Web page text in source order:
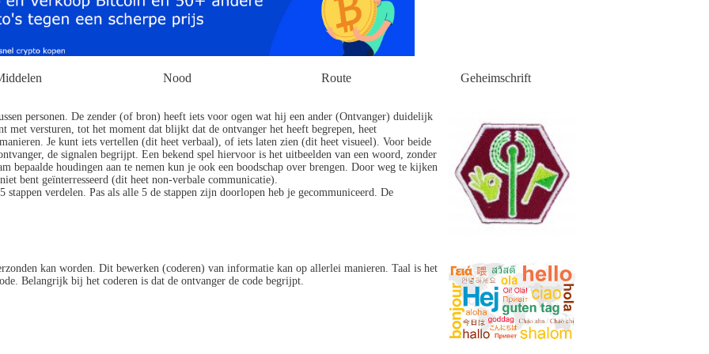
Nood Route Geheimschrift
personen. De zender (of bron) heeft iets voor ogen wat hij een ander (Ontvanger) duidelijk
met versturen, tot het moment dat blijkt dat de ontvanger het heeft begrepen, heet
Je kunt iets vertellen (dit heet verbaal), of iets laten zien (dit heet visueel). Voor beide
de signalen begrijpt. Een bekend spel hiervoor is het uitbeelden van een woord, zonder
bepaalde houdingen aan te nemen kun je ook een boodschap over brengen. Door weg te kijken
bent geïnterresseerd (dit heet non-verbale communicatie).
verdelen. Pas als alle 5 de stappen zijn doorlopen heb je gecommuniceerd. De
kan worden. Dit bewerken (coderen) van informatie kan op allerlei manieren. Taal is het
Belangrijk bij het coderen is dat de ontvanger de code begrijpt.